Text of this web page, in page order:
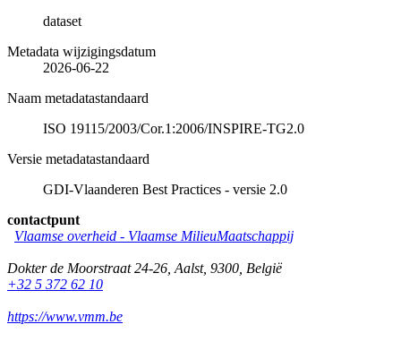
dataset
Metadata wijzigingsdatum
2026-06-22
Naam metadatastandaard
ISO 19115/2003/Cor.1:2006/INSPIRE-TG2.0
Versie metadatastandaard
GDI-Vlaanderen Best Practices - versie 2.0
contactpunt
Vlaamse overheid - Vlaamse MilieuMaatschappij
Dokter de Moorstraat 24-26 Aalst, 9300 België
+32 5 372 62 10
https://www.vmm.be